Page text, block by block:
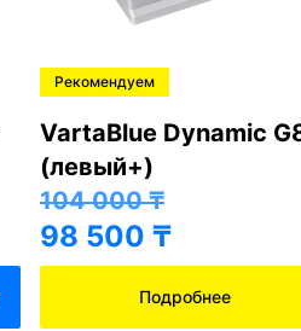
Рекомендуем
VartaBlue Dynamic
(левый+)
104 000₸
98 500 ₸
Подробнее